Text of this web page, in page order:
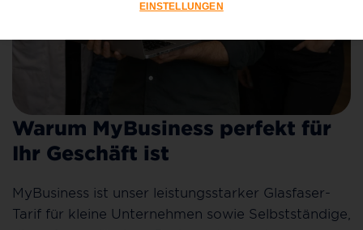
Warum MyBusiness perfekt für
Ihr Geschäft ist
MyBusiness ist unser leistungsstarker Glasfaser-
Tarif für kleine Unternehmen sowie Selbstständige,
EINSTELLUNGEN